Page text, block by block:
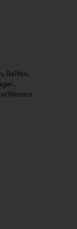
Reifen,